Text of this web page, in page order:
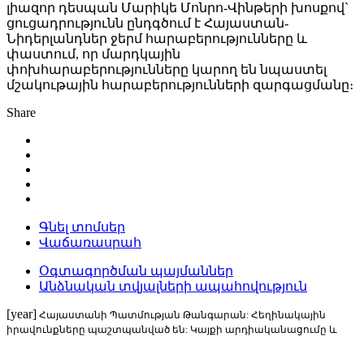
լիազոր դեսպան Մարիկե Մոնրո-Վինթերի խոսքով`
ցուցադրությունն ընդգծում է Հայաստան-
Նիդերլանդներ ջերմ հարաբերությունները և
փաստում, որ մարդկային
փոխհարաբերությունները կարող են նպաստել
մշակութային հարաբերությունների զարգացմանը։
Share
Գնել տոմսեր
Վաճառասրահ
Օգտագործման պայմաններ
Անձնական տվյալների ապահովություն
[year] Հայաստանի Պատմության Թանգարան: Հեղինակային
իրավունքները պաշտպանված են: Կայքի արդիականացումը և